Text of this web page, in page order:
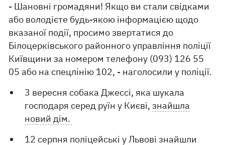
- Шановні громадяни! Якщо ви стали свідками
або володієте будь-якою інформацією щодо
вказаної події, просимо звертатися до
Білоцерківського районного управління поліції
Київщини за номером телефону (093) 126 55
05 або на спецлінію 102, - наголосили у поліції.
3 вересня собака Джессі, яка шукала
господаря серед руїн у Києві,знайшла
новий дім.
12 серпня поліцейські у Львові знайшли